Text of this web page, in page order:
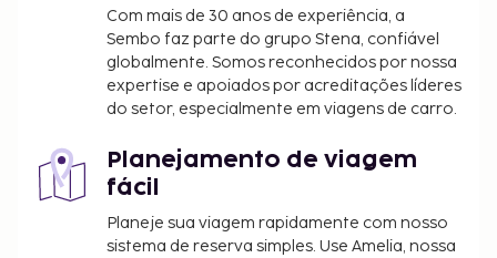
Note que poderão aplicar-se outras isenções.
Para mais informações, contacte o alojamento
através dos dados que constam na sua
confirmação de reserva.
Imposto municipal: de 1 novembro a 31 março,
0.50 EUR por alojamento, por noite
Imposto municipal: de 1 abril a 31 outubro, 2.00
EUR por alojamento, por noite
Incluímos todas as taxas que o alojamento nos
Com mais de 30 anos de experiência, a
Sembo faz parte do grupo Stena, confiável
globalmente. Somos reconhecidos por nossa
expertise e apoiados por acreditações líderes
do setor, especialmente em viagens de carro.
Planejamento de viagem
fácil
Planeje sua viagem rapidamente com nosso
sistema de reserva simples. Use Amelia, nossa